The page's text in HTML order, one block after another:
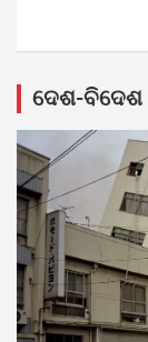
ଦେଶ-ବିଦେଶ